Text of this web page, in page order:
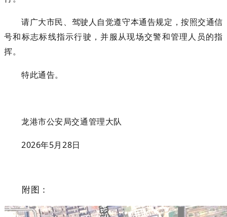
请广大市民、驾驶人自觉遵守本通告规定，按照交通信
号和标志标线指示行驶，并服从现场交警和管理人员的指
挥。
特此通告。
龙港市公安局交通管理大队
2026年5月28日
附图 ：